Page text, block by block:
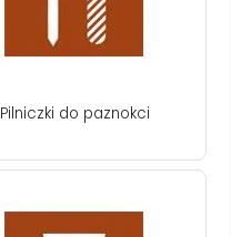
Pilniczki do paznokci